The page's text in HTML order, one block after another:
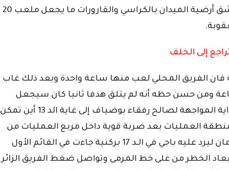
والنتيجة السلبية برشق أرضية الميدان بالكراسي والقارورات ما يجعل ملعب 20
إلى الخلف
فان الفريق المحلي لعب منها ساعة واحدة وبعد ذلك غاب
ومن حسن حظه أنه لم يتلق هدفا ثانيا كان سيجعل
الكارثة أكبر، وكانت بداية المواجهة لصالح رفقاء بوضياف إلى غاية الد 13 أين تمكن
العمليات بعد ضربة قوية داخل مربع العمليات من
أن يصل إلى شباك وامان ليرد عليه باجي في الـد 17 بركنية جاءت في القائم الأول
الخطر من على خط المرمى وتواصل ضغط الفريق الزائر